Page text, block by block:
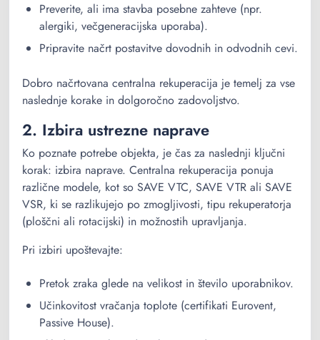
Preverite, ali ima stavba posebne zahteve (npr.
alergiki, večgeneracijska uporaba).
Pripravite načrt postavitve dovodnih in odvodnih cevi.
Dobro načrtovana centralna rekuperacija je temelj za vse
naslednje korake in dolgoročno zadovoljstvo.
2. Izbira ustrezne naprave
Ko poznate potrebe objekta, je čas za naslednji ključni
korak: izbira naprave. Centralna rekuperacija ponuja
različne modele, kot so SAVE VTC, SAVE VTR ali SAVE
VSR, ki se razlikujejo po zmogljivosti, tipu rekuperatorja
(ploščni ali rotacijski) in možnostih upravljanja.
Pri izbiri upoštevajte:
Pretok zraka glede na velikost in število uporabnikov.
Učinkovitost vračanja toplote (certifikati Eurovent,
Passive House).